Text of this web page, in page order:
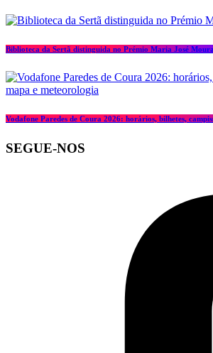
Biblioteca da Sertã distinguida no Prémio Maria José Moura
Vodafone Paredes de Coura 2026: horários, bilhetes,
SEGUE-NOS